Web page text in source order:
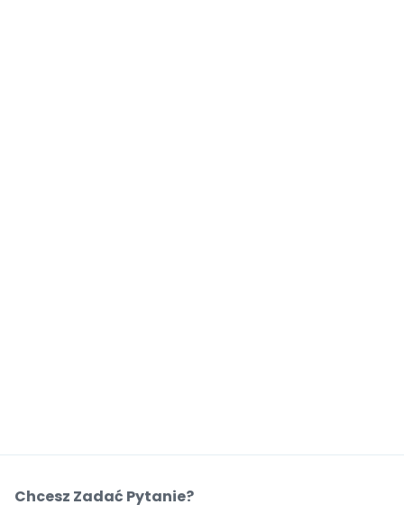
Chcesz Zadać Pytanie?